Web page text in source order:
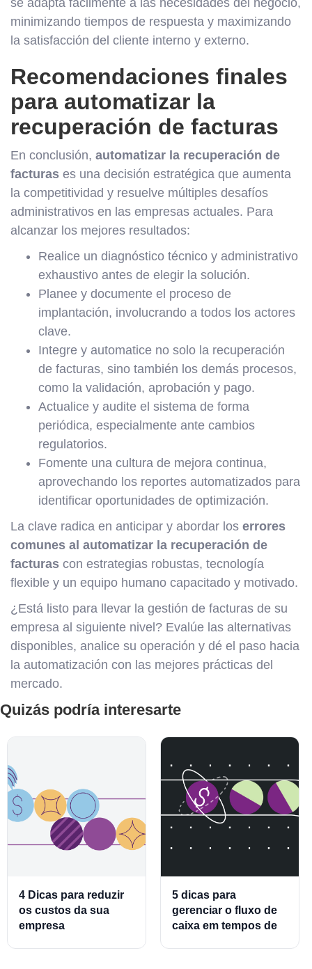
se adapta fácilmente a las necesidades del negocio,
minimizando tiempos de respuesta y maximizando
la satisfacción del cliente interno y externo.
Recomendaciones finales
para automatizar la
recuperación de facturas
En conclusión, automatizar la recuperación de
facturas es una decisión estratégica que aumenta
la competitividad y resuelve múltiples desafíos
administrativos en las empresas actuales. Para
alcanzar los mejores resultados:
Realice un diagnóstico técnico y administrativo
exhaustivo antes de elegir la solución.
Planee y documente el proceso de
implantación, involucrando a todos los actores
clave.
Integre y automatice no solo la recuperación
de facturas, sino también los demás procesos,
como la validación, aprobación y pago.
Actualice y audite el sistema de forma
periódica, especialmente ante cambios
regulatorios.
Fomente una cultura de mejora continua,
aprovechando los reportes automatizados para
identificar oportunidades de optimización.
La clave radica en anticipar y abordar los errores
comunes al automatizar la recuperación de
facturas con estrategias robustas, tecnología
flexible y un equipo humano capacitado y motivado.
¿Está listo para llevar la gestión de facturas de su
empresa al siguiente nivel? Evalúe las alternativas
disponibles, analice su operación y dé el paso hacia
la automatización con las mejores prácticas del
mercado.
Quizás podría interesarte
4 Dicas para reduzir
os custos da sua
empresa
5 dicas para
gerenciar o fluxo de
caixa em tempos de